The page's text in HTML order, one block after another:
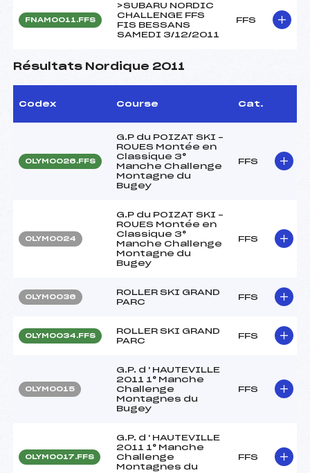
FNAM0011.FFS
>SUBARU NORDIC
CHALLENGE FFS
FIS BESSANS
SAMEDI 3/12/2011
FFS
Résultats Nordique 2011
Codex Course Cat.
OLYM0026.FFS
G.P du POIZAT SKI –
ROUES Montée en
Classique 3°
Manche Challenge
Montagne du
Bugey
FFS
OLYM0024
G.P du POIZAT SKI –
ROUES Montée en
Classique 3°
Manche Challenge
Montagne du
Bugey
FFS
OLYM0036
ROLLER SKI GRAND
PARC
FFS
OLYM0034.FFS
ROLLER SKI GRAND
PARC
FFS
OLYM0015
G.P. d ' HAUTEVILLE
2011 1° Manche
Challenge
Montagnes du
Bugey
FFS
OLYM0017.FFS
G.P. d ' HAUTEVILLE
2011 1° Manche
Challenge
Montagnes du
FFS